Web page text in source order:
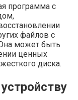
программа с
файлов с
может быть
ценных
диска.